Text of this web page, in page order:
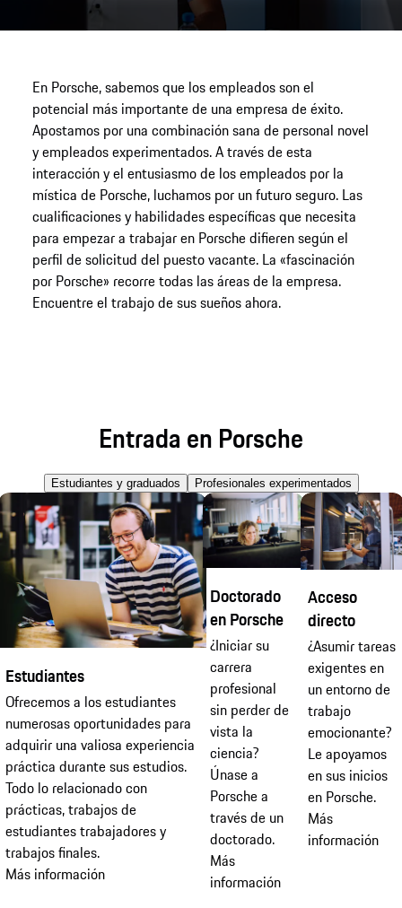
En Porsche, sabemos que los empleados son el
potencial más importante de una empresa de éxito.
Apostamos por una combinación sana de personal novel
y empleados experimentados. A través de esta
interacción y el entusiasmo de los empleados por la
mística de Porsche, luchamos por un futuro seguro. Las
cualificaciones y habilidades específicas que necesita
para empezar a trabajar en Porsche difieren según el
perfil de solicitud del puesto vacante. La «fascinación
por Porsche» recorre todas las áreas de la empresa.
Encuentre el trabajo de sus sueños ahora.
Entrada en Porsche
Estudiantes y graduados Profesionales experimentados
Estudiantes
Ofrecemos a los estudiantes
numerosas oportunidades para
adquirir una valiosa experiencia
práctica durante sus estudios.
Todo lo relacionado con
prácticas, trabajos de
estudiantes trabajadores y
trabajos finales.
Más información
Doctorado
en Porsche
¿Iniciar su
carrera
profesional
sin perder de
vista la
ciencia?
Únase a
Porsche a
través de un
doctorado.
Más
información
Acceso
directo
¿Asumir tareas
exigentes en
un entorno de
trabajo
emocionante?
Le apoyamos
en sus inicios
en Porsche.
Más
información